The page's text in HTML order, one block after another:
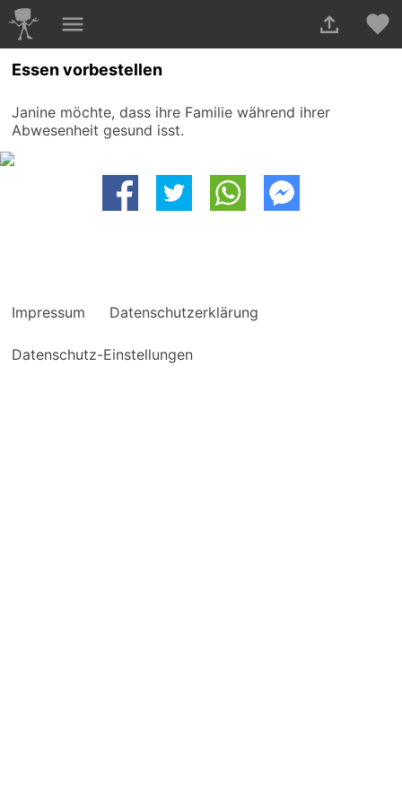
Essen vorbestellen
Janine möchte, dass ihre Familie während ihrer
Abwesenheit gesund isst.
Impressum Datenschutzerklärung
Datenschutz-Einstellungen